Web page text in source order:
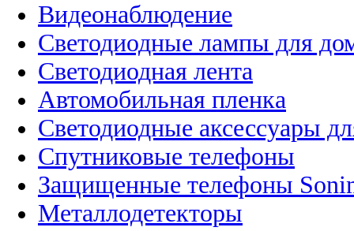
Видеонаблюдение
Светодиодные лампы для
Светодиодная лента
Автомобильная пленка
Светодиодные аксессуары
Спутниковые телефоны
Защищенные телефоны
Металлодетекторы